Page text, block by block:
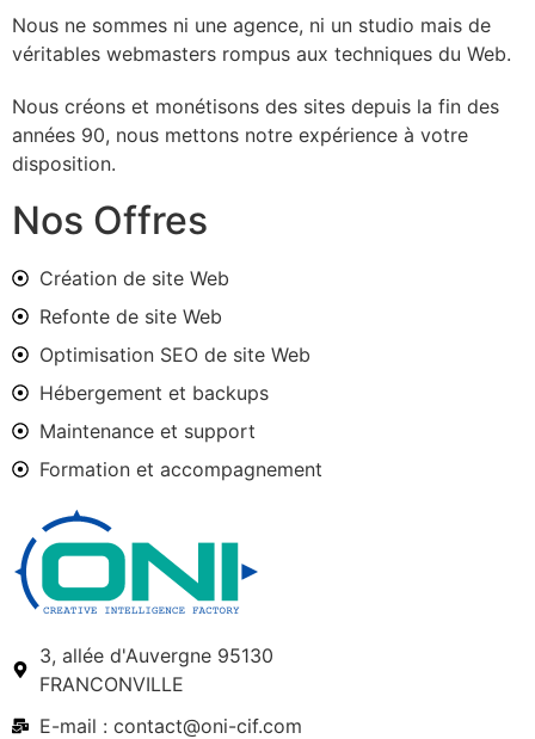
Nous ne sommes ni une agence, ni un studio mais de
véritables webmasters rompus aux techniques du Web.
Nous créons et monétisons des sites depuis la fin des
années 90, nous mettons notre expérience à votre
disposition.
Nos Offres
Création de site Web
Refonte de site Web
Optimisation SEO de site Web
Hébergement et backups
Maintenance et support
Formation et accompagnement
3, allée d'Auvergne 95130
FRANCONVILLE
E-mail : contact@oni-cif.com